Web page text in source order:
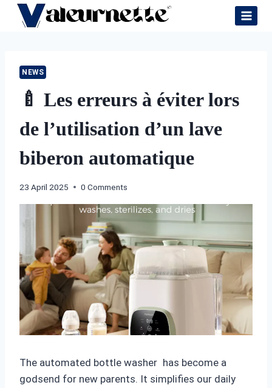
Skip
NEWS
🍼 Les erreurs à éviter lors
de l’utilisation d’un lave
biberon automatique
23 April 2025 0 Comments
The automated bottle washer has become a
godsend for new parents. It simplifies our daily